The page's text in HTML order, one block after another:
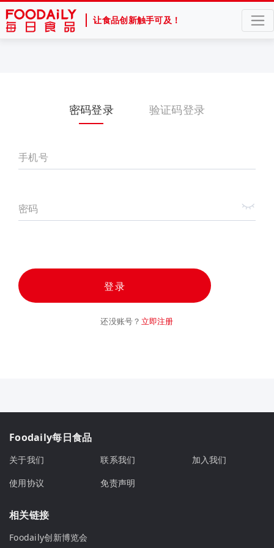
让食品创新触手可及！
密码登录 验证码登录
手机号
密码
登录
还没账号？ 立即注册
Foodaily每日食品
关于我们 联系我们
加入我们
使用协议
免责声明
相关链接
Foodaily创新博览会